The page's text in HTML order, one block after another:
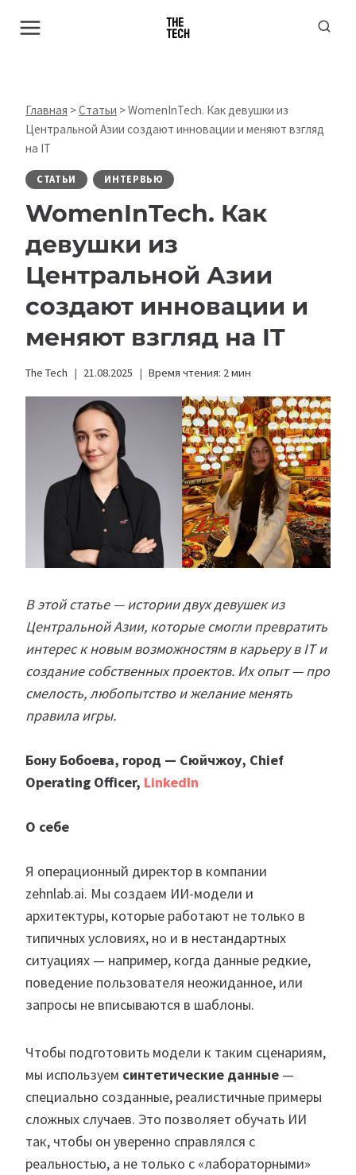
Главная >Статьи >WomenInTech. Как девушки из
Центральной Азии создают инновации и меняют взгляд
на IT
СТАТЬИ ИНТЕРВЬЮ
WomenInTech. Как
девушки из
Центральной Азии
создают инновации и
меняют взгляд на IT
The Tech 21.08.2025 Время чтения: 2мин
В этой статье — истории двух девушек из
Центральной Азии, которые смогли превратить
интерес к новым возможностям в карьеру в IT и
создание собственных проектов. Их опыт — про
смелость, любопытство и желание менять
правила игры.
Бону Бобоева, город — Сюйчжоу, Chief
Operating Officer, LinkedIn
О себе
Я операционный директор в компании
zehnlab.ai. Мы создаем ИИ-модели и
архитектуры, которые работают не только в
типичных условиях, но и в нестандартных
ситуациях — например, когда данные редкие,
поведение пользователя неожиданное, или
запросы не вписываются в шаблоны.
Чтобы подготовить модели к таким сценариям,
мы используем синтетические данные —
специально созданные, реалистичные примеры
сложных случаев. Это позволяет обучать ИИ
так, чтобы он уверенно справлялся с
реальностью, а не только с «лабораторными»